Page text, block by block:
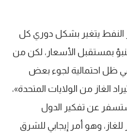
يتغير بشكل دوري كل
بمستقبل الأسعار، لكن من
ظل احتمالية لجوء بعض
الغاز من الولايات المتحدة»،
ستسفر عن تفكير الدول
وهو أمر إيجابي للشرق